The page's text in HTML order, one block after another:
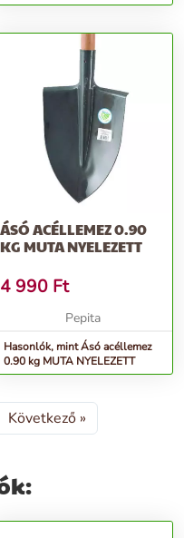
ÁSÓ ACÉLLEMEZ 0.90
KG MUTA NYELEZETT
4 990 Ft
Pepita
Hasonlók, mint Ásó acéllemez
0.90 kg MUTA NYELEZETT
Következő »